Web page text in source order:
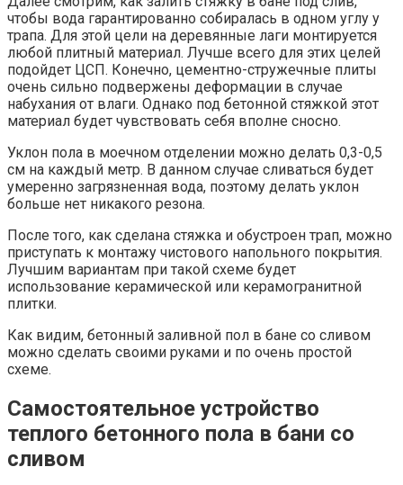
чтобы вода гарантированно собиралась в одном углу у
трапа. Для этой цели на деревянные лаги монтируется
любой плитный материал. Лучше всего для этих целей
подойдет ЦСП. Конечно, цементно-стружечные плиты
очень сильно подвержены деформации в случае
набухания от влаги. Однако под бетонной стяжкой этот
материал будет чувствовать себя вполне сносно.
Уклон пола в моечном отделении можно делать 0,3-0,5
см на каждый метр. В данном случае сливаться будет
умеренно загрязненная вода, поэтому делать уклон
больше нет никакого резона.
После того, как сделана стяжка и обустроен трап, можно
приступать к монтажу чистового напольного покрытия.
Лучшим вариантам при такой схеме будет
использование керамической или керамогранитной
плитки.
Как видим, бетонный заливной пол в бане со сливом
можно сделать своими руками и по очень простой
схеме.
Самостоятельное устройство
теплого бетонного пола в бани со
сливом